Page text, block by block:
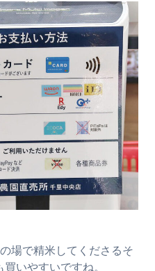
場で精米してくださるそ
いやすいですね。